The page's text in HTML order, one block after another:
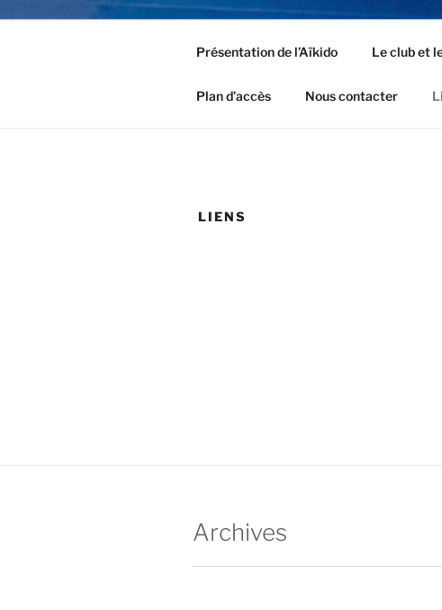
Présentation de l’Aïkido Le club et
Plan d’accès Nous contacter
LIENS
Archives